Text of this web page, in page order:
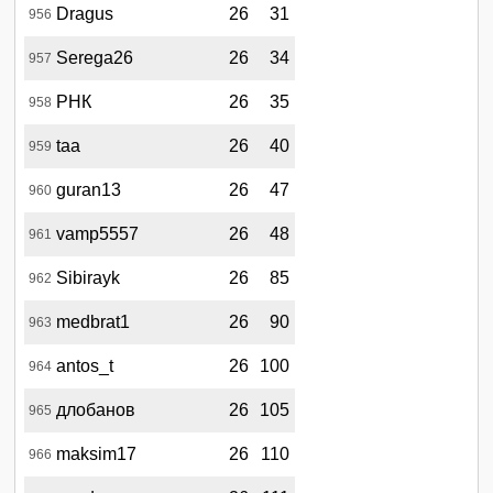
956 Dragus 26 31
957 Serega26 26 34
958 РНК 26 35
959 taa 26 40
960 guran13 26 47
961 vamp5557 26 48
962 Sibirayk 26 85
963 medbrat1 26 90
964 antos_t 26 100
965 длобанов 26 105
966 maksim17 26 110